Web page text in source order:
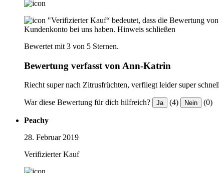
"Verifizierter Kauf“ bedeutet, dass die Bewertung
Kundenkonto bei uns haben. Hinweis schließen
Bewertet mit 3 von 5 Sternen.
Bewertung verfasst von Ann-Katrin
Riecht super nach Zitrusfrüchten, verfliegt leider super
War diese Bewertung für dich hilfreich? Ja (4) Nein (0)
Peachy
28. Februar 2019
Verifizierter Kauf